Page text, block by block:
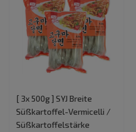
[ 3x 500g ] SYJ Breite
Süßkartoffel-Vermicelli /
Süßkartoffelstärke